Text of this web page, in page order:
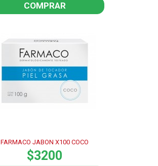
COMPRAR
FARMACO JABON X100 COCO
$3200